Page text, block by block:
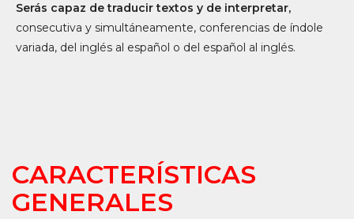
Serás capaz de traducir textos y de interpretar,
consecutiva y simultáneamente, conferencias de índole
variada, del inglés al español o del español al inglés.
CARACTERÍSTICAS
GENERALES